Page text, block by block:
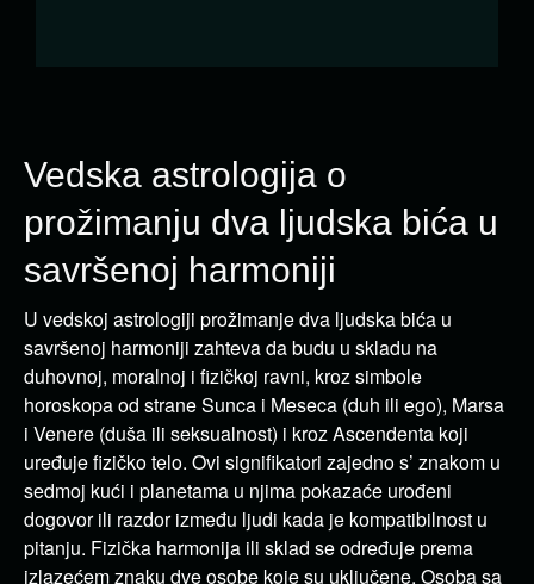
Vedska astrologija o
prožimanju dva ljudska bića u
savršenoj harmoniji
U vedskoj astrologiji prožimanje dva ljudska bića u
savršenoj harmoniji zahteva da budu u skladu na
duhovnoj, moralnoj i fizičkoj ravni, kroz simbole
horoskopa od strane Sunca i Meseca (duh ili ego), Marsa
i Venere (duša ili seksualnost) i kroz Ascendenta koji
uređuje fizičko telo. Ovi signifikatori zajedno s’ znakom u
sedmoj kući i planetama u njima pokazaće urođeni
dogovor ili razdor između ljudi kada je kompatibilnost u
pitanju. Fizička harmonija ili sklad se određuje prema
izlazećem znaku dve osobe koje su uključene. Osoba sa